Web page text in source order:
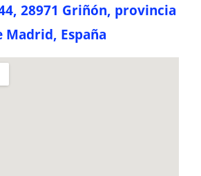
28971 Griñón, provincia
Madrid, España